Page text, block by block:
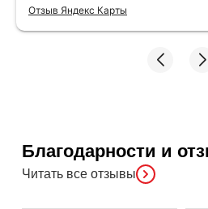
Отзыв Яндекс Карты
Благодарности и
Читать все отзывы